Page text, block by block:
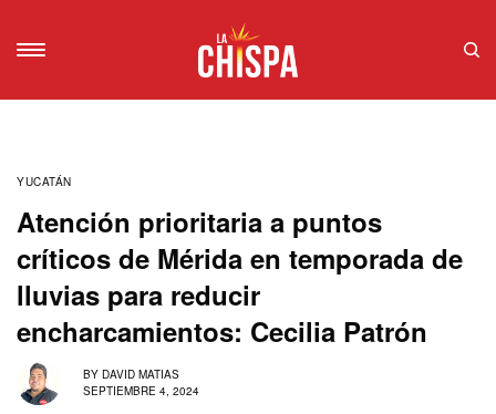
YUCATÁN
Atención prioritaria a puntos
críticos de Mérida en temporada de
lluvias para reducir
encharcamientos: Cecilia Patrón
BY DAVID MATIAS
SEPTIEMBRE 4, 2024